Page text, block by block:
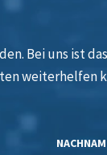
Bei uns ist
weiterhelfen